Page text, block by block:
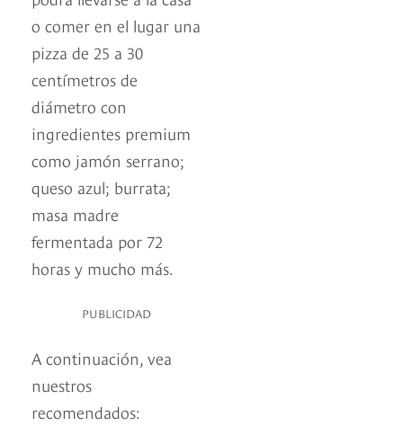
o comer en el lugar una
pizza de 25 a 30
centímetros de
diámetro con
ingredientes premium
como jamón serrano;
queso azul; burrata;
masa madre
fermentada por 72
horas y mucho más.
PUBLICIDAD
A continuación, vea
nuestros
recomendados: